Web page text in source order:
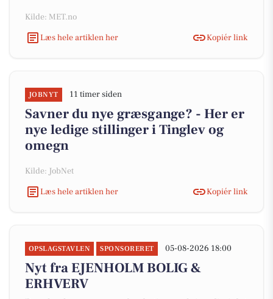
Kilde: MET.no
Læs hele artiklen her
Kopiér link
JOBNYT 11 timer siden
Savner du nye græsgange? - Her er
nye ledige stillinger i Tinglev og
omegn
Kilde: JobNet
Læs hele artiklen her
Kopiér link
OPSLAGSTAVLEN SPONSORERET 05-08-2026 18:00
Nyt fra EJENHOLM BOLIG &
ERHVERV